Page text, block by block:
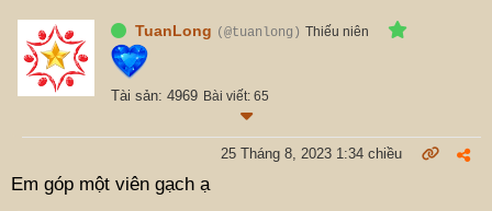
TuanLong (@tuanlong) Thiếu niên
Tài sản: 4969 Bài viết: 65
25 Tháng 8, 2023 1:34 chiều
Em góp một viên gạch ạ